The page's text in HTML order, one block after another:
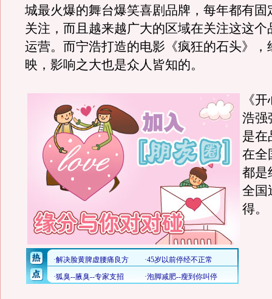
城最火爆的舞台爆笑喜剧品牌，每年都有固
关注，而且越来越广大的区域在关注这这个
运营。而宁浩打造的电影《疯狂的石头》，
映，影响之大也是众人皆知的。
《
浩强
是在
在全
都是
全国
得。